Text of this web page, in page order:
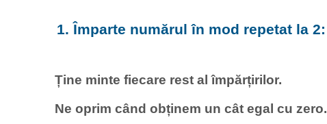
1. Împarte numărul în mod repetat la 2:
Ține minte fiecare rest al împărțirilor.
Ne oprim când obținem un cât egal cu zero.